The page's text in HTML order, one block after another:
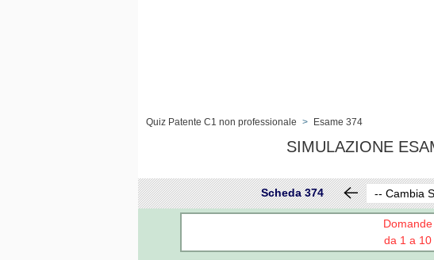
Quiz Patente C1 non professionale > Esame 374
SIMULAZIONE
Scheda 374
Domande
da 1 a 10